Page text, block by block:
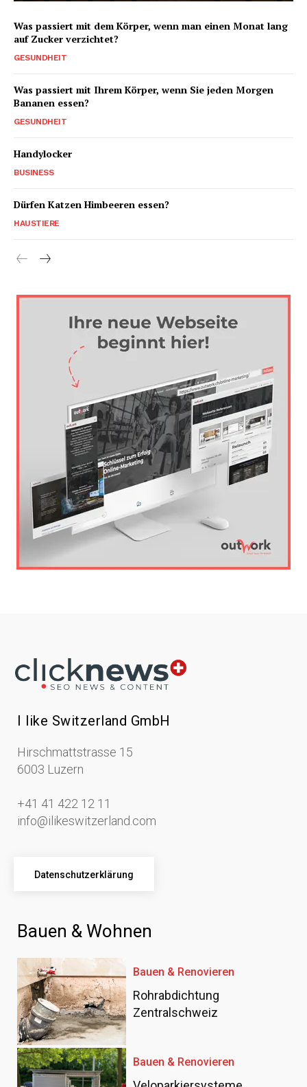
Was passiert mit dem Körper, wenn man einen Monat lang
auf Zucker verzichtet?
GESUNDHEIT
Was passiert mit Ihrem Körper, wenn Sie jeden Morgen
Bananen essen?
GESUNDHEIT
Handylocker
BUSINESS
Dürfen Katzen Himbeeren essen?
HAUSTIERE
I like Switzerland GmbH
Hirschmattstrasse 15
6003 Luzern
+41 41 422 12 11
info@ilikeswitzerland.com
Datenschutzerklärung
Bauen & Wohnen
Bauen & Renovieren
Rohrabdichtung
Zentralschweiz
Bauen & Renovieren